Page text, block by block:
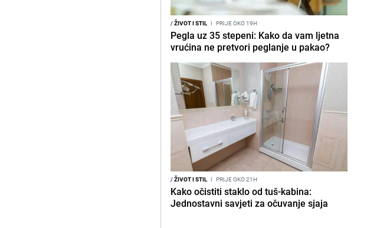
/ŽIVOT I STIL I PRIJE OKO 19H
Pegla uz 35 stepeni: Kako da vam ljetna
vrućina ne pretvori peglanje u pakao?
/ŽIVOT I STIL I PRIJE OKO 21H
Kako očistiti staklo od tuš-kabina:
Jednostavni savjeti za očuvanje sjaja